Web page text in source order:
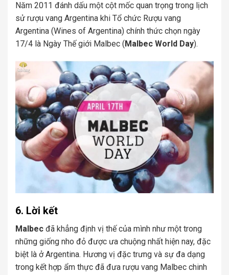
Năm 2011 đánh dấu một cột mốc quan trọng trong lịch
sử rượu vang Argentina khi Tổ chức Rượu vang
Argentina (Wines of Argentina) chính thức chọn ngày
17/4 là Ngày Thế giới Malbec ( Malbec World Day).
6. Lời kết
Malbec đã khẳng định vị thế của mình như một trong
những giống nho đỏ được ưa chuộng nhất hiện nay, đặc
biệt là ở Argentina. Hương vị đặc trưng và sự đa dạng
trong kết hợp ẩm thực đã đưa rượu vang Malbec chinh